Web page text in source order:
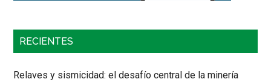
RECIENTES
Relaves y sismicidad: el desafío central de la minería